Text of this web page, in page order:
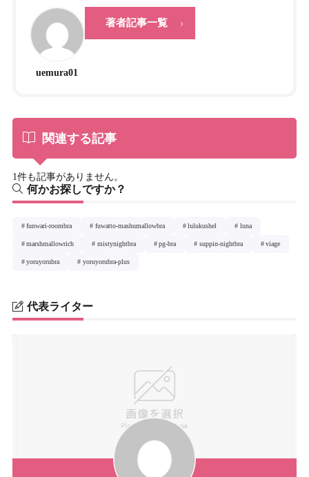
uemura01
著者記事一覧
関連する記事
1件も記事がありません。
何かお探しですか？
funwari-roombra fuwatto-mashumallowbra lulukushel luna
marshmallowrich mistynightbra pg-bra suppin-nightbra viage
yoruyorubra yoruyorubra-plus
代表ライター